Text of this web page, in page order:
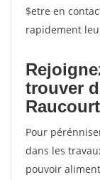
$etre en
rapidement
trouver
Pour
dans les
pouvoir